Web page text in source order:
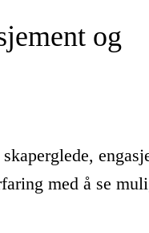
og
med å se